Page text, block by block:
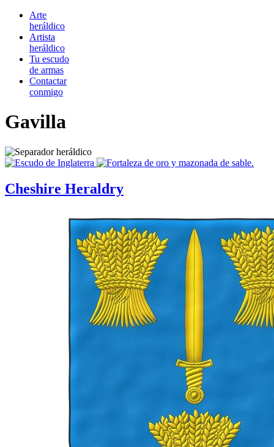
Arte
heráldico
Artista
heráldico
Tu escudo
de armas
Contactar
conmigo
Gavilla
Cheshire Heraldry